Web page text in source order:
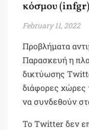
κόσμου (infgr)
February 11, 2022
Προβλήματα
Παρασκευή η
δικτύωσης
διάφορες
να συνδεθούν
Το Twitter δεν